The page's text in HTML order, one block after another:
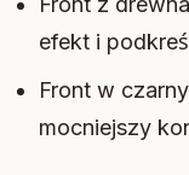
efekt i
Front w
mocniejszy